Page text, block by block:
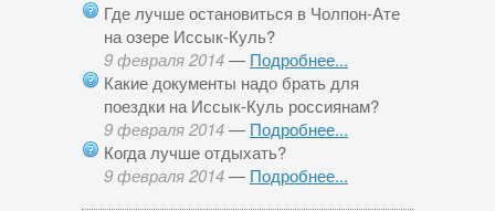
Где лучше остановиться в Чолпон-Ате
на озере Иссык-Куль?
9 февраля 2014— Подробнее...
Какие документы надо брать для
поездки на Иссык-Куль россиянам?
9 февраля 2014— Подробнее...
Когда лучше отдыхать?
9 февраля 2014— Подробнее...